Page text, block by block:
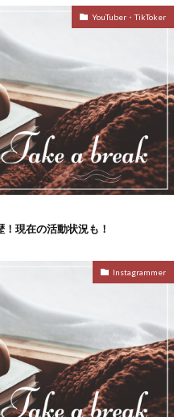
YouTuber・TikToker
現在の活動状況も！
Instagrammer